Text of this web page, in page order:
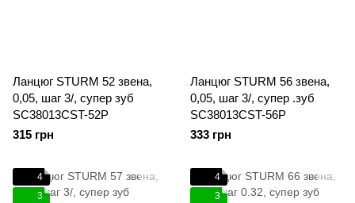
Ланцюг STURM 52 звена,
0,05, шаг 3/, супер зуб
SC38013CST-52P
315 грн
Ланцюг STURM 56 звена,
0,05, шаг 3/, супер .зуб
SC38013CST-56P
333 грн
4
3
4
3